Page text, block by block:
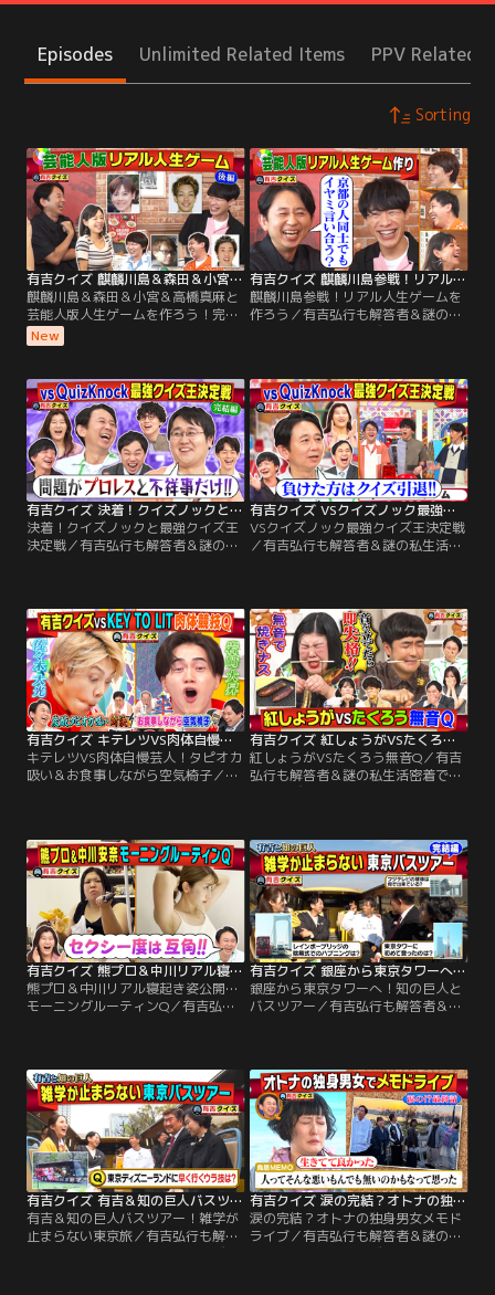
Episodes Unlimited Related Items PPV Related
Sorting
有吉クイズ 麒麟川島＆森田＆小宮＆高橋真麻と芸能人版人生ゲームを作ろう！完結編（2026/08/02放送分）
麒麟川島＆森田＆小宮＆高橋真麻と
芸能人版人生ゲームを作ろう！完結
編／有吉弘行も解答者＆謎の私生活
密着で禁断クイズも！ 解答者がプラ
ってクイズを出題！ 【クイズライン
ナップ】 「芸能人版人生ゲームを作
ろう！完結編」 麒麟川島・高橋真
麻・さらば森田・三四郎小宮が実体
験でマス目作り！
New
有吉クイズ 麒麟川島参戦！リアル人生ゲームを作ろう（2026/07/26放送分）
麒麟川島参戦！リアル人生ゲームを
作ろう／有吉弘行も解答者＆謎の私
生活密着で禁断クイズも！ 解答者が
インナップ】 「芸能人版人生ゲーム
を作ろう！」 芸能生活の実体験をも
とにマス目を作成！ 今回は麒麟川
島・高橋真麻・さらば森田・三四郎
小宮が登場！
有吉クイズ 決着！クイズノックと最強クイズ王決定戦（2026/07/19放送分）
決着！クイズノックと最強クイズ王
決定戦／有吉弘行も解答者＆謎の私
インナップ】 「有吉クイズ VS
QuizKnock最強クイズ王決定戦～完
結編～」 ガチンコ早押しクイズバト
ルの前半戦は、番組のクイズ作家・
矢野監修の問題を前にクイズノック
が大苦戦…
有吉クイズ VSクイズノック最強クイズ王決定戦（2026/07/12放送分）
VSクイズノック最強クイズ王決定戦
／有吉弘行も解答者＆謎の私生活密
ップ】「有吉クイズ VS QuizKnock
最強クイズ王決定戦」 負けた方はク
イズ引退！？知的エンタメ集団
「QuizKnock」と ガチンコ早押しク
イズバトル！
有吉クイズ キテレツVS肉体自慢芸人！タピオカ吸い＆お食事しながら空気椅子（2026/07/05放送分）
キテレツVS肉体自慢芸人！タピオカ
吸い＆お食事しながら空気椅子／有
イズを出題！【クイズラインナッ
プ】かつてTravis Japanも挑戦し
た、有吉クイズの「肉体企画」に
STARTO社から新たな刺客が！！
有吉クイズ 紅しょうがVSたくろう無音Q（2026/06/28放送分）
紅しょうがVSたくろう無音Q／有吉
弘行も解答者＆謎の私生活密着で禁
断クイズも！解答者がプライベート
「紅しょうがVSたくろうコンビ協力
サイレントQ」 日常で行う行動を音
を鳴らさずできるか？今回は企画初
のコンビ協力バージョン！▼紅しょ
うがVSメモドライブで話題の熱々焼
きナス
有吉クイズ 熊プロ＆中川リアル寝起き姿公開…モーニングルーティンQ（2026/06/21放送分）
熊プロ＆中川リアル寝起き姿公開…
モーニングルーティンQ／有吉弘行
出題！【クイズラインナップ】「熊
プロ＆中川安奈モーニングルーティ
ンQ」 紅しょうが・熊元プロレスと
元NHKアナ中川安奈が 朝起きてか
ら、自宅を出るまでの様子を定点撮
影！
有吉クイズ 銀座から東京タワーへ！知の巨人とバスツアー（2026/06/14放送分）
銀座から東京タワーへ！知の巨人と
バスツアー／有吉弘行も解答者＆謎
イズラインナップ】「有吉だけに教
えたい東京ウラ雑学 知の巨人バスツ
アー」 街中で即興クイズを作る“知
の巨人”たちとバスで東京観光！
有吉クイズ 有吉＆知の巨人バスツアー！雑学が止まらない東京旅（2026/06/07放送分）
有吉＆知の巨人バスツアー！雑学が
止まらない東京旅／有吉弘行も解答
者＆謎の私生活密着で禁断クイズ
有吉クイズ 涙の完結？オトナの独身男女メモドライブ（2026/05/24放送分）
涙の完結？オトナの独身男女メモド
ライブ／有吉弘行も解答者＆謎の私
生活密着で禁断クイズも！解答者が